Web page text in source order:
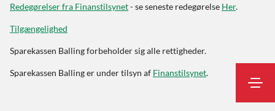
Redegørelser fra Finanstilsynet- se seneste redegørelse Her.
Tilgængelighed
Sparekassen Balling forbeholder sig alle rettigheder.
Sparekassen Balling er under tilsyn af Finanstilsynet.